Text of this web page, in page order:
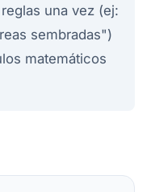
una vez (ej:
sembradas")
matemáticos